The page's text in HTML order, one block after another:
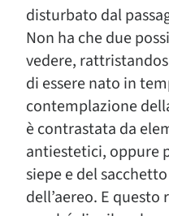
disturbato dal
Non ha che due
vedere,
di essere nato in
contemplazione
è contrastata da
antiestetici, oppure
siepe e del
dell’aereo. E